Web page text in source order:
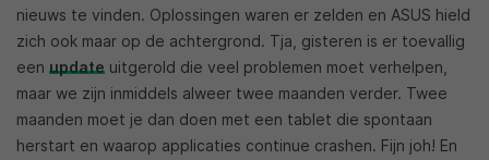
nieuws te vinden. Oplossingen waren er zelden en ASUS hield
zich ook maar op de achtergrond. Tja, gisteren is er toevallig
een update uitgerold die veel problemen moet verhelpen,
maar we zijn inmiddels alweer twee maanden verder. Twee
maanden moet je dan doen met een tablet die spontaan
herstart en waarop applicaties continue crashen. Fijn joh! En